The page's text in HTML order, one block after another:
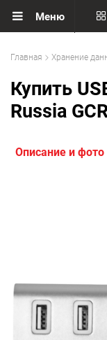
Меню
Главная Хранение
Купить
Russia
Описание и фото